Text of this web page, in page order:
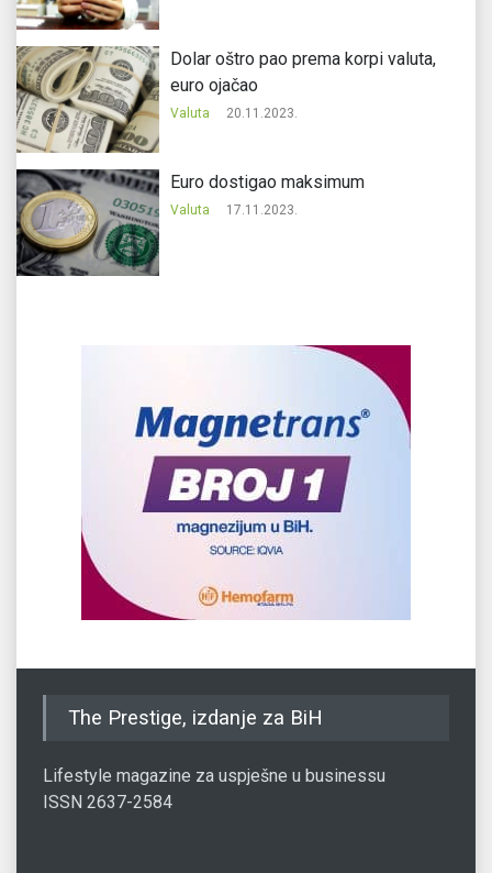
Dolar oštro pao prema korpi valuta,
euro ojačao
Valuta 20.11.2023.
Еuro dostigao maksimum
Valuta 17.11.2023.
The Prestige, izdanje za BiH
Lifestyle magazine za uspješne u businessu
ISSN 2637-2584